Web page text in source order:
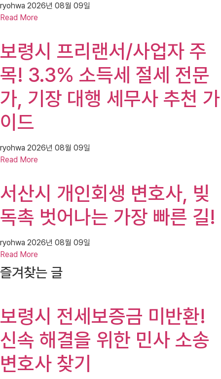
ryohwa 2026년 08월 09일
Read More
보령시 프리랜서/사업자 주
목! 3.3% 소득세 절세 전문
가, 기장 대행 세무사 추천 가
이드
ryohwa 2026년 08월 09일
Read More
서산시 개인회생 변호사, 빚
독촉 벗어나는 가장 빠른 길!
ryohwa 2026년 08월 09일
Read More
즐겨찾는 글
보령시 전세보증금 미반환!
신속 해결을 위한 민사 소송
변호사 찾기